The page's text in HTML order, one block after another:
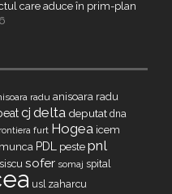
care aduce în prim-plan
radu anisoara radu
cj delta deputat dna
furt Hogea icem
munca PDL peste pnl
siscu sofer somaj spital
usl zaharcu